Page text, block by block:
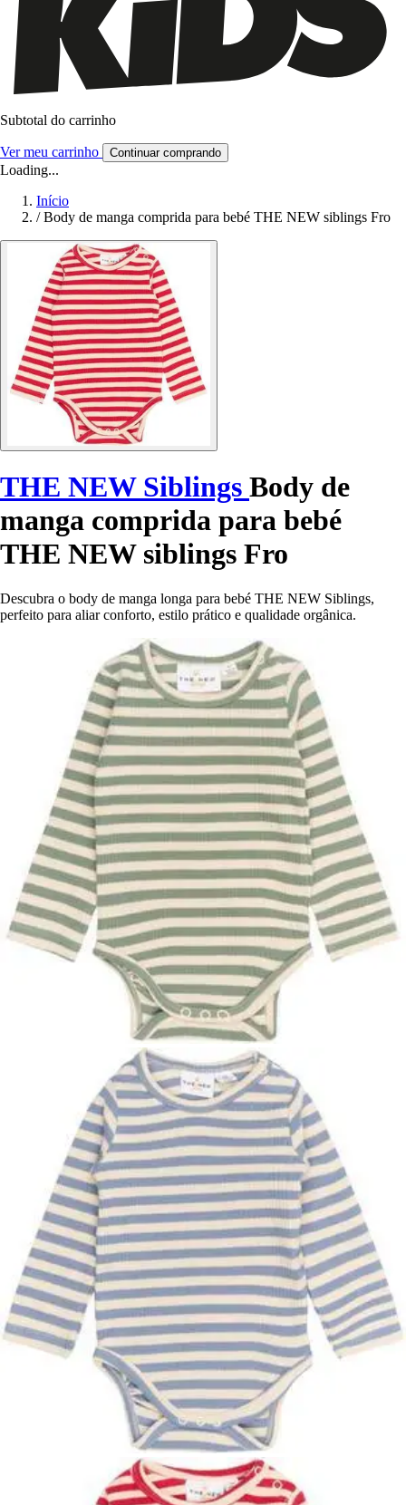
Subtotal do carrinho
Ver meu carrinho Continuar comprando
Loading...
Início
/ Body de manga comprida para bebé THE NEW siblings Fro
THE NEW Siblings Body de
manga comprida para bebé
THE NEW siblings Fro
Descubra o body de manga longa para bebé THE NEW Siblings,
perfeito para aliar conforto, estilo prático e qualidade orgânica.